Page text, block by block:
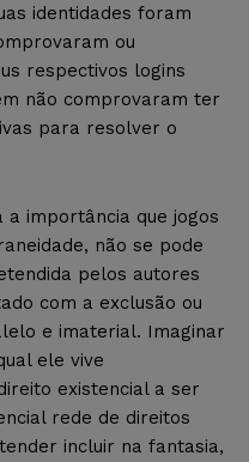
identidades foram
ou
respectivos logins
não comprovaram ter
para resolver o
a importância que jogos
não se pode
pelos autores
com a exclusão ou
e imaterial. Imaginar
ele vive
existencial a ser
rede de direitos
incluir na fantasia,